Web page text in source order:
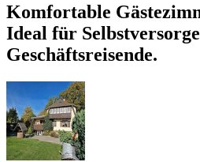
Komfortable
Ideal für
Geschäftsreisende.